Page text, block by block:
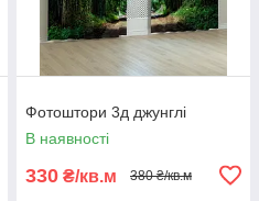
Фотоштори 3д джунглі
В наявності
330 ₴/кв.м 380 ₴/кв.м